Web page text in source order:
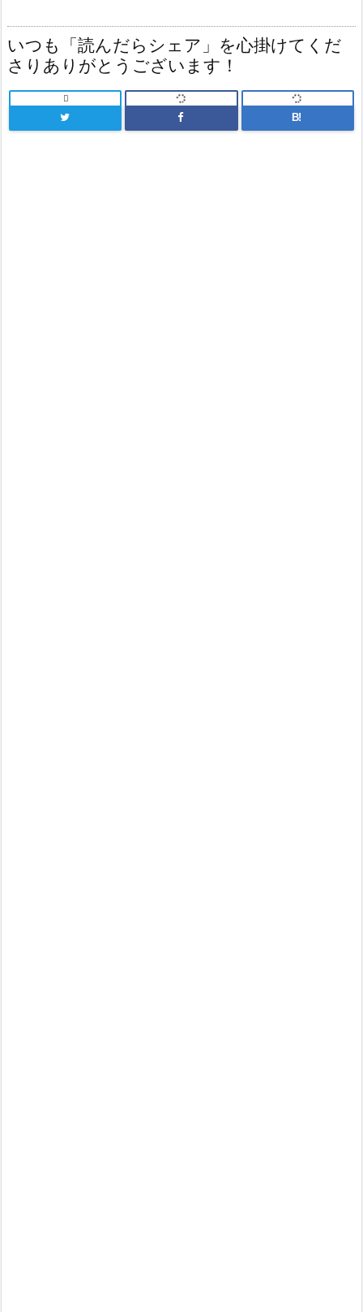
いつも「読んだらシェア」を心掛けてくだ
さりありがとうございます！

B!